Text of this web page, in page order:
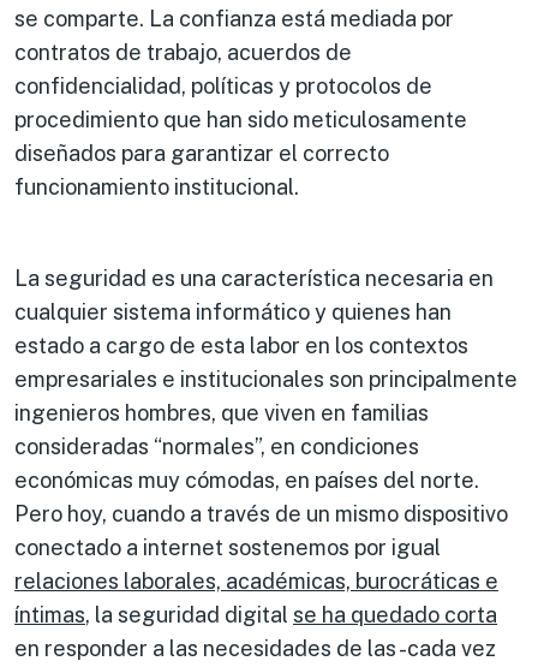
se comparte. La confianza está mediada por
contratos de trabajo, acuerdos de
confidencialidad, políticas y protocolos de
procedimiento que han sido meticulosamente
diseñados para garantizar el correcto
funcionamiento institucional.
La seguridad es una característica necesaria en
cualquier sistema informático y quienes han
estado a cargo de esta labor en los contextos
empresariales e institucionales son principalmente
ingenieros hombres, que viven en familias
consideradas “normales”, en condiciones
económicas muy cómodas, en países del norte.
Pero hoy, cuando a través de un mismo dispositivo
conectado a internet sostenemos por igual
relaciones laborales, académicas, burocráticas e
íntimas, la seguridad digital se ha quedado corta
en responder a las necesidades de las -cada vez